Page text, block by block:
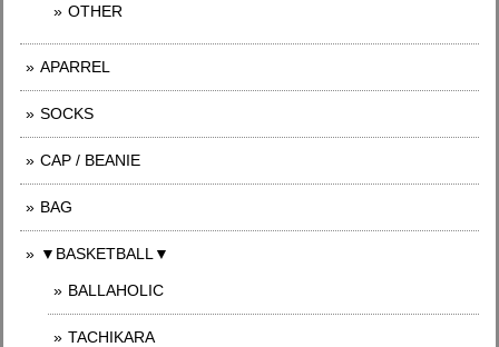
OTHER
APARREL
SOCKS
CAP / BEANIE
BAG
▼BASKETBALL▼
BALLAHOLIC
TACHIKARA